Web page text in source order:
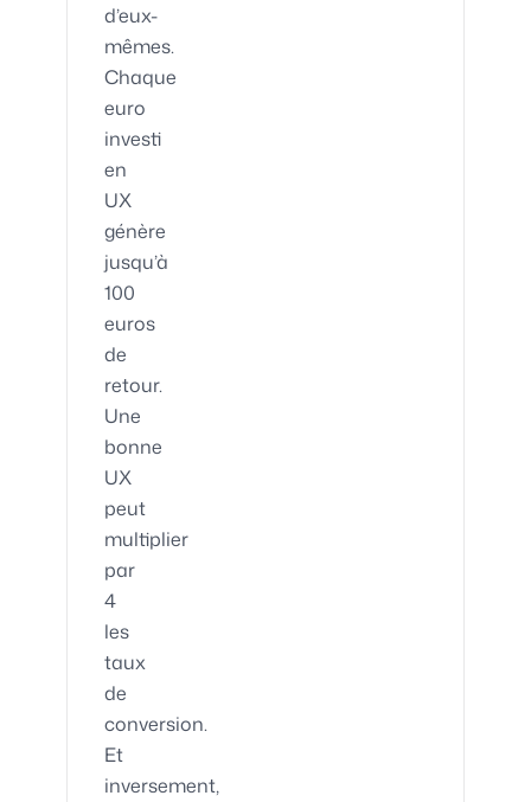
d’eux-
mêmes.
Chaque
euro
investi
en
UX
génère
jusqu’à
100
euros
de
retour.
Une
bonne
UX
peut
multiplier
par
4
les
taux
de
conversion.
Et
inversement,